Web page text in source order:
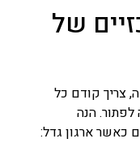
של
צריך קודם כל
לפתור. הנה
כאשר ארגון גדל: